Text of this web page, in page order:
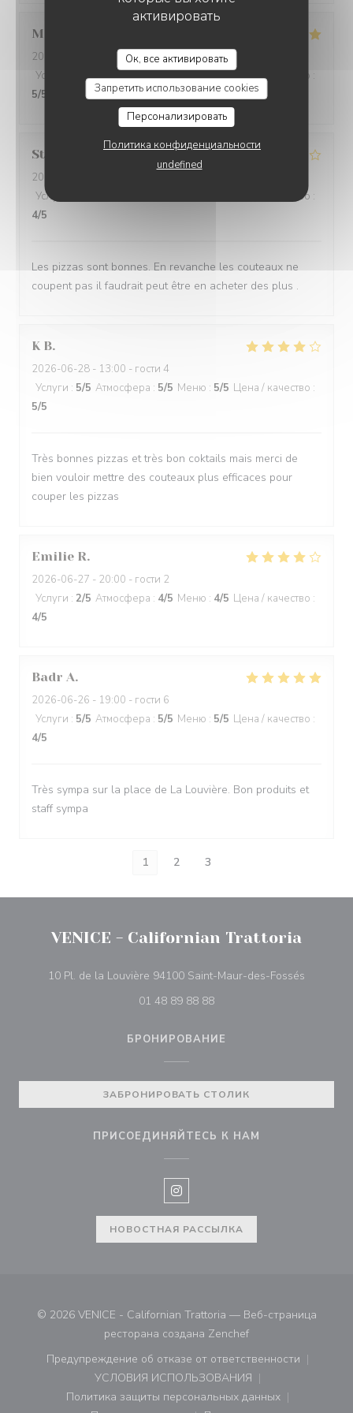
активировать
Ок, все активировать
Запретить использование cookies
Персонализировать
Политика конфиденциальности
undefined
Marjorie
2026-07-01
- 19:30 - гости 10
Услуги
/5 Атмосфера:5/5 Меню:5/5 Цена / качество :
5/5
Stéphanie T
2026-07-03
Услуги
Цена / качество :
4/5
Les pizzas sont bonnes. En revanche les couteaux ne
coupent pas il faudrait peut être en acheter des plus .
K B
2026-06-28 - 13:00 - гости 4
Услуги : 5/5 Атмосфера : 5/5 Меню : 5/5 Цена / качество :
5/5
Très bonnes pizzas et très bon coktails mais merci de
bien vouloir mettre des couteaux plus efficaces pour
couper les pizzas
Emilie R
2026-06-27 - 20:00 - гости 2
Услуги : 2/5 Атмосфера : 4/5 Меню : 4/5 Цена / качество :
4/5
Badr A
2026-06-26 - 19:00 - гости 6
Услуги : 5/5 Атмосфера : 5/5 Меню : 5/5 Цена / качество :
4/5
Très sympa sur la place de La Louvière. Bon produits et
staff sympa
1 2 3
VENICE - Californian Trattoria
10 Pl. de la Louvière 94100 Saint-Maur-des-Fossés
01 48 89 88 88
БРОНИРОВАНИЕ
ЗАБРОНИРОВАТЬ СТОЛИК
ПРИСОЕДИНЯЙТЕСЬ К НАМ
Instagram ((открывается в
НОВОСТНАЯ РАССЫЛКА
© 2026 VENICE - Californian Trattoria — Веб-страница
ресторана создана Zenchef((открывается в
Предупреждение об отказе от ответственности
((открывается в новом окне))
УСЛОВИЯ ИСПОЛЬЗОВАНИЯ
((открывается в новом окне))
Политика защиты персональных данных
((открывается в новом окне))
VENICE - CALIFORNIAN TRATTORIA